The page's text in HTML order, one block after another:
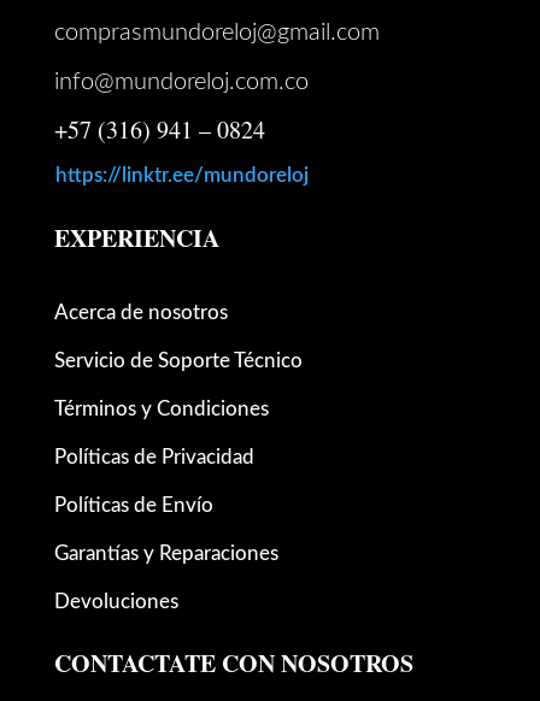
comprasmundoreloj@gmail.com
info@mundoreloj.com.co
+57 (316) 941 – 0824
https://linktr.ee/mundoreloj
EXPERIENCIA
Acerca de nosotros
Servicio de Soporte Técnico
Términos y Condiciones
Políticas de Privacidad
Políticas de Envío
Garantías y Reparaciones
Devoluciones
CONTACTATE CON NOSOTROS